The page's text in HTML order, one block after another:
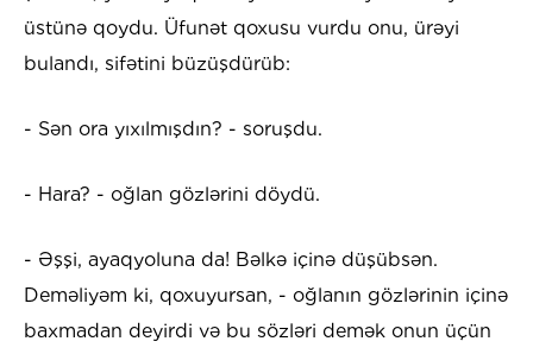
üstünə qoydu. Üfunət qoxusu vurdu onu, ürəyi
bulandı, sifətini büzüşdürüb:
- Sən ora yıxılmışdın? - soruşdu.
- Hara? - oğlan gözlərini döydü.
- Əşşi, ayaqyoluna da! Bəlkə içinə düşübsən.
Deməliyəm ki, qoxuyursan, - oğlanın gözlərinin içinə
baxmadan deyirdi və bu sözləri demək onun üçün